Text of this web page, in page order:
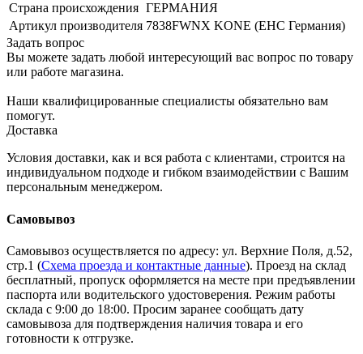
Страна происхождения ГЕРМАНИЯ
Артикул производителя 7838FWNX KONE (EHC Германия)
Задать вопрос
Вы можете задать любой интересующий вас вопрос по товару
или работе магазина.
Наши квалифицированные специалисты обязательно вам
помогут.
Доставка
Условия доставки, как и вся работа с клиентами, строится на
индивидуальном подходе и гибком взаимодействии с Вашим
персональным менеджером.
Самовывоз
Самовывоз осуществляется по адресу: ул. Верхние Поля, д.52,
стр.1 (Схема проезда и контактные данные). Проезд на склад
бесплатный, пропуск оформляется на месте при предъявлении
паспорта или водительского удостоверения. Режим работы
склада с 9:00 до 18:00. Просим заранее сообщать дату
самовывоза для подтверждения наличия товара и его
готовности к отгрузке.